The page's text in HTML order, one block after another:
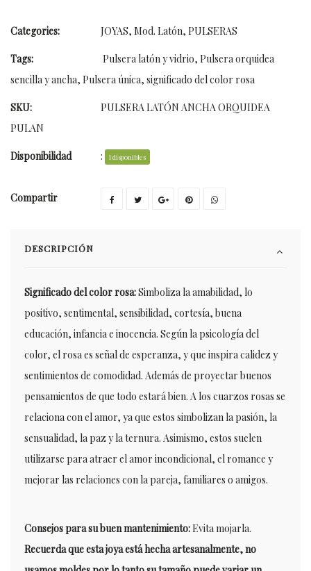
Categories: JOYAS, Mod. Latón, PULSERAS
Tags: Pulsera latón y vidrio, Pulsera orquidea
sencilla y ancha, Pulsera única, significado del color rosa
SKU:
PULSERA LATÓN ANCHA ORQUIDEA
PULAN
Disponibilidad : 1 disponibles
Compartir
DESCRIPCIÓN
Significado del color rosa:Simboliza la amabilidad, lo
positivo, sentimental, sensibilidad, cortesía, buena
educación, infancia e inocencia. Según la psicología del
color, el rosa es señal de esperanza, y que inspira calidez y
sentimientos de comodidad. Además de proyectar buenos
pensamientos de que todo estará bien. A los cuarzos rosas se
relaciona con el amor, ya que estos simbolizan la pasión, la
sensualidad, la paz y la ternura. Asimismo, estos suelen
utilizarse para atraer el amor incondicional, el romance y
mejorar las relaciones con la pareja, familiares o amigos.
Consejos para su buen mantenimiento:Evita mojarla.
Recuerda que esta joya está hecha artesanalmente, no